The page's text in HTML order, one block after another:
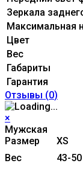
Зеркала
Максимальная
Цвет
Вес
Габариты
Гарантия
Отзывы (0)
×
Мужская
Размер
XS
Вес
43-50